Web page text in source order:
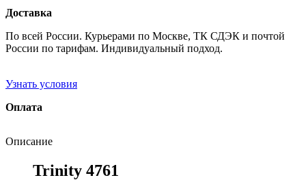
Доставка
По всей России. Курьерами по Москве, ТК СДЭК и почтой
России по тарифам. Индивидуальный подход.
Узнать условия
Оплата
Описание
Trinity 4761